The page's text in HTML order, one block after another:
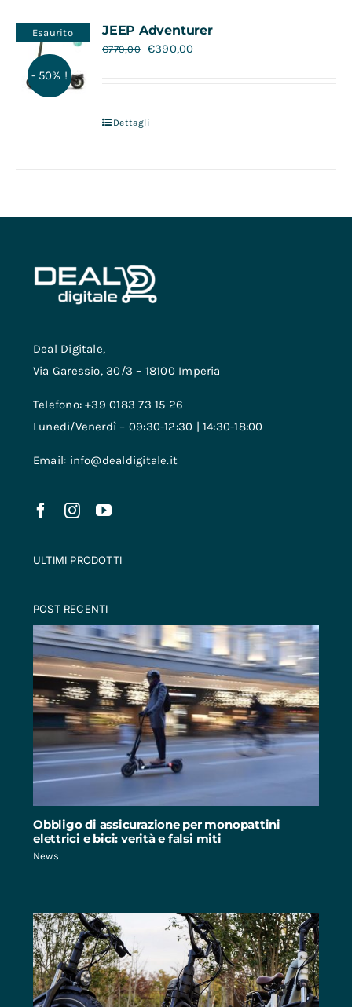
Contatti
Esaurito
- 50% !
JEEP Adventurer
€779,00 €390,00
Dettagli
Deal Digitale,
Via Garessio, 30/3 – 18100 Imperia
Telefono: +39 0183 73 15 26
Lunedi/Venerdì – 09:30-12:30 | 14:30-18:00
Email: info@dealdigitale.it
ULTIMI PRODOTTI
POST RECENTI
Obbligo di assicurazione per monopattini
elettrici e bici: verità e falsi miti
News